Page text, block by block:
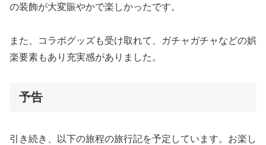
の装飾が大変賑やかで楽しかったです。
また、コラボグッズも受け取れて、ガチャガチャなどの娯
楽要素もあり充実感がありました。
予告
引き続き、以下の旅程の旅行記を予定しています。お楽し